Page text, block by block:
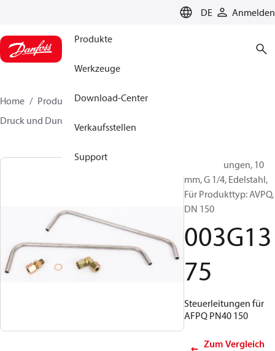
DE Anmelden
Produkte
Werkzeuge
Download-Center
Verkaufsstellen
Support
Home Produkte
Lösung für Wärmetechnik
Druck und Durchflussregler
Steuerleitungen, 10
mm, G 1/4, Edelstahl,
Für Produkttyp: AVPQ,
DN 150
003G13
75
Steuerleitungen für
AFPQ PN40 150
Zum Vergleich